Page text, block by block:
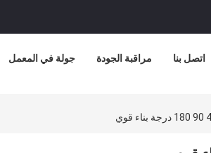
جولة في المعمل مراقبة الجودة اتصل بنا